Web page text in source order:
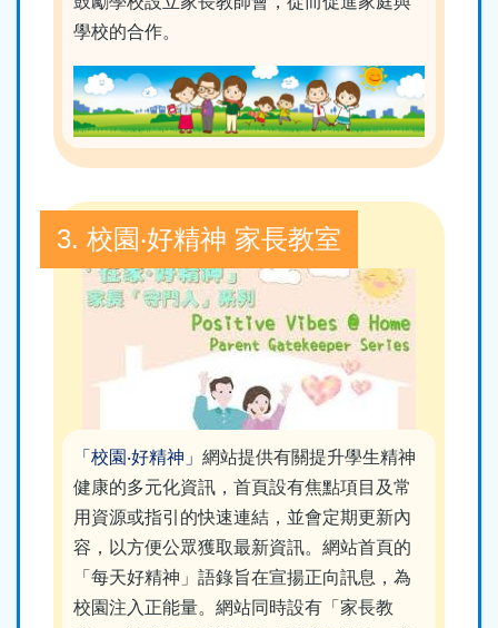
學校的合作。
3. 校園‧好精神 家長教室
「校園‧好精神」 網站提供有關提升學生精神
健康的多元化資訊，首頁設有焦點項目及常
用資源或指引的快速連結，並會定期更新內
容，以方便公眾獲取最新資訊。網站首頁的
「每天好精神」語錄旨在宣揚正向訊息，為
校園注入正能量。網站同時設有「家長教